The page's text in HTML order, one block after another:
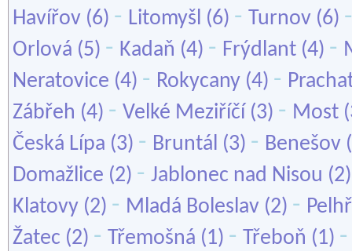
Havířov (6) - Litomyšl (6) - Turnov (6)
Orlová (5) - Kadaň (4) - Frýdlant (4) -
Neratovice (4) - Rokycany (4) -
Zábřeh (4) - Velké Meziříčí (3) - Most
Česká Lípa (3) - Bruntál (3) - Benešov
Domažlice (2) - Jablonec nad Nisou
Klatovy (2) - Mladá Boleslav (2) -
Žatec (2) - Třemošná (1) - Třeboň (1)